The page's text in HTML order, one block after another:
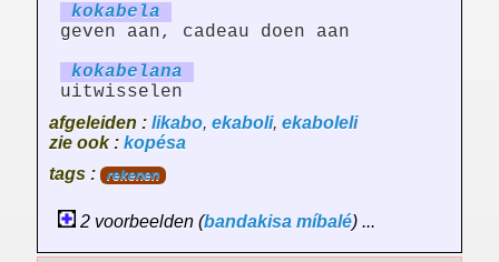
kokabela
geven aan, cadeau doen aan
kokabelana
uitwisselen
afgeleiden : likabo, ekaboli, ekaboleli
zie ook : kopésa
tags :
rekenen
2 voorbeelden (bandakisa míbalé) ...